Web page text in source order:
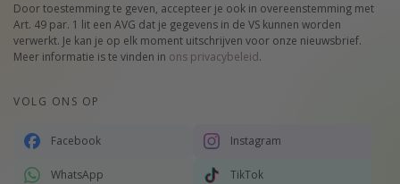
Door toestemming te geven, accepteer je ook in overeenstemming met
Art. 49 par. 1 lit een AVG dat je gegevens in de VS kunnen worden
verwerkt. Je kan je op elk moment uitschrijven voor onze nieuwsbrief.
Meer informatie is te vinden in ons privacybeleid.
VOLG ONS OP
Facebook Instagram
WhatsApp TikTok